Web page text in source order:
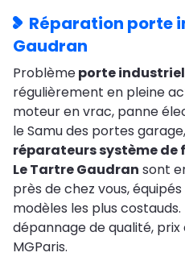
Réparation porte
Gaudran
Problèmeporte
régulièrement en pleine
moteur en vrac, panne
le Samu des portes
réparateurs système
Le Tartre Gaudran sont
près de chez vous,
modèles les plus
dépannage de qualité,
MGParis.